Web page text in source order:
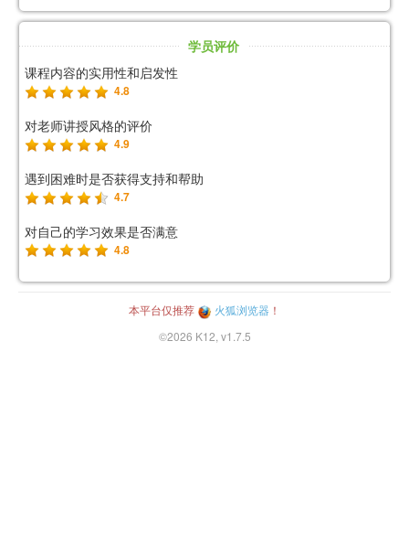
学员评价
课程内容的实用性和启发性
4.8
对老师讲授风格的评价
4.9
遇到困难时是否获得支持和帮助
4.7
对自己的学习效果是否满意
4.8
本平台仅推荐 火狐浏览器 ！
©2026 K12, v1.7.5